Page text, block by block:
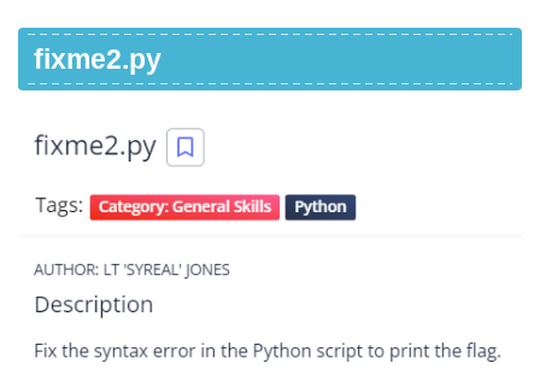
fixme2.py